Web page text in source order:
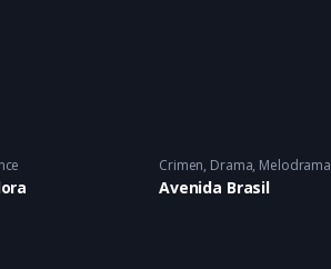
Crimen, Drama, Melodrama
Avenida Brasil